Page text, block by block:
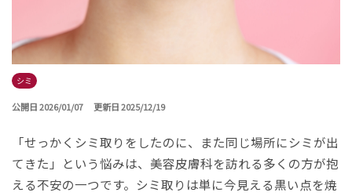
シミ
公開日 2026/01/07 更新日 2025/12/19
「せっかくシミ取りをしたのに、また同じ場所にシミが出
てきた」という悩みは、美容皮膚科を訪れる多くの方が抱
える不安の一つです。シミ取りは単に今見える黒い点を焼